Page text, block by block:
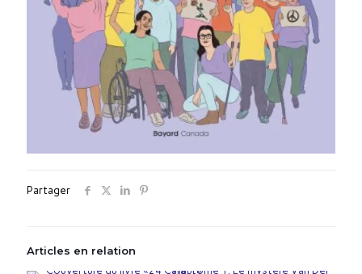
Partager
Articles en relation